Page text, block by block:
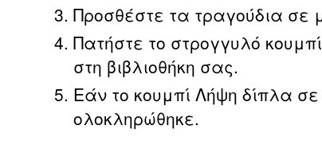
Προσθέστε τα τραγούδια
Πατήστε το στρογγυλό
στη βιβλιοθήκη σας.
Εάν το κουμπί Λήψη δίπλα
ολοκληρώθηκε.